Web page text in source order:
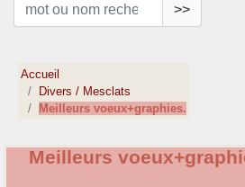
>>
Accueil
Divers / Mesclats
Meilleurs voeux+graphies.
Meilleurs